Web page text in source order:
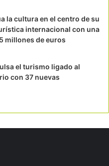
la cultura en el centro de su
internacional con una
millones de euros
el turismo ligado al
con 37 nuevas